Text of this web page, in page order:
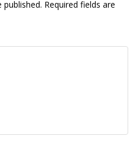
Required fields are